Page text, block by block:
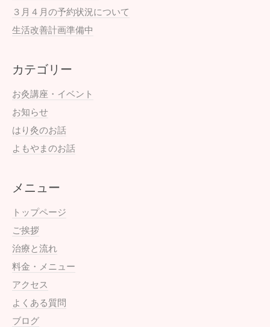
３月４月の予約状況について
生活改善計画準備中
カテゴリー
お灸講座・イベント
お知らせ
はり灸のお話
よもやまのお話
メニュー
トップページ
ご挨拶
治療と流れ
料金・メニュー
アクセス
よくある質問
ブログ